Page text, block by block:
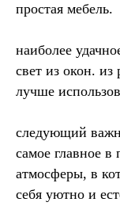
простая мебель.
наиболее
свет из окон. из
лучше
следующий
самое главное в
атмосферы, в
себя уютно и